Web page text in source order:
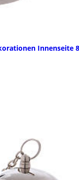
Innenseite